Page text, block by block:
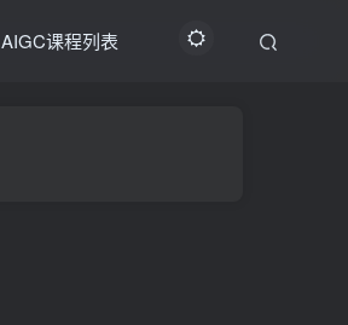
AIGC课程列表